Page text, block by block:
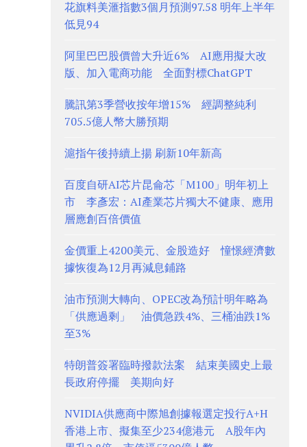
花旗料美滙指數3個月預測97.58 明年上半年
低見94
阿里巴巴股價曾大升近6% AI應用擬大改
版、加入電商功能 全面對標ChatGPT
騰訊第3季營收按年增15% 經調整純利
705.5億人幣大勝預期
滬指午後持續上揚 刷新10年新高
百度自研AI芯片昆侖芯「M100」明年初上
市 李彥宏：AI產業芯片獨大不健康、應用
層應創百倍價值
金價重上4200美元、金股造好 憧憬經濟數
據恢復為12月再減息鋪路
油市預測大轉向、OPEC改為預計明年略為
「供應過剩」 油價急跌4%、三桶油跌1%
至3%
特朗普簽署臨時撥款法案 結束美國史上最
長政府停擺 美期向好
NVIDIA供應商中際旭創據報選定投行A+H
香港上市、擬集至少234億港元 A股年內